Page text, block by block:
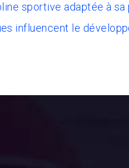
sportive adaptée à sa
influencent le